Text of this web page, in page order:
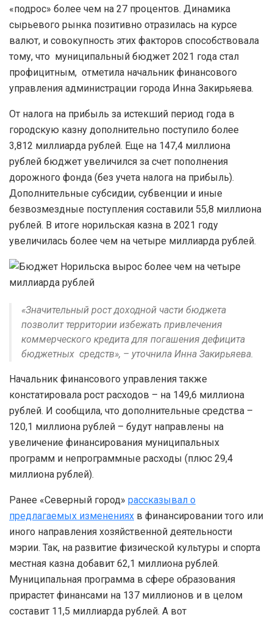
«подрос» более чем на 27 процентов. Динамика
сырьевого рынка позитивно отразилась на курсе
валют, и совокупность этих факторов способствовала
тому, что муниципальный бюджет 2021 года стал
профицитным, отметила начальник финансового
управления администрации города Инна Закирьяева.
От налога на прибыль за истекший период года в
городскую казну дополнительно поступило более
3,812 миллиарда рублей. Еще на 147,4 миллиона
рублей бюджет увеличился за счет пополнения
дорожного фонда (без учета налога на прибыль).
Дополнительные субсидии, субвенции и иные
безвозмездные поступления составили 55,8 миллиона
рублей. В итоге норильская казна в 2021 году
увеличилась более чем на четыре миллиарда рублей.
«Значительный рост доходной части бюджета
позволит территории избежать привлечения
коммерческого кредита для погашения дефицита
бюджетных средств», – уточнила Инна Закирьяева.
Начальник финансового управления также
констатировала рост расходов – на 149,6 миллиона
рублей. И сообщила, что дополнительные средства –
120,1 миллиона рублей – будут направлены на
увеличение финансирования муниципальных
программ и непрограммные расходы (плюс 29,4
миллиона рублей).
Ранее «Северный город» рассказывал о
предлагаемых изменениях в финансировании того или
иного направления хозяйственной деятельности
мэрии. Так, на развитие физической культуры и спорта
местная казна добавит 62,1 миллиона рублей.
Муниципальная программа в сфере образования
прирастет финансами на 137 миллионов и в целом
составит 11,5 миллиарда рублей. А вот